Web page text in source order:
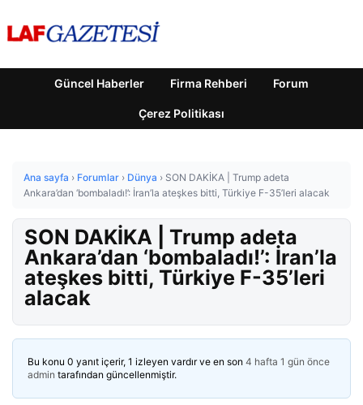
Güncel Haberler Firma Rehberi Forum
Çerez Politikası
Ana sayfa › Forumlar › Dünya › SON DAKİKA | Trump adeta
Ankara’dan ‘bombaladı!’: İran’la ateşkes bitti, Türkiye F-35’leri alacak
SON DAKİKA | Trump adeta
Ankara’dan ‘bombaladı!’: İran’la
ateşkes bitti, Türkiye F-35’leri
alacak
Bu konu 0 yanıt içerir, 1 izleyen vardır ve en son 4 hafta 1 gün önce
admin tarafından güncellenmiştir.